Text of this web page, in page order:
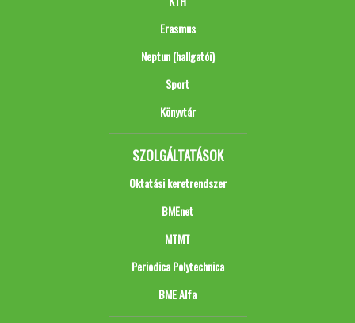
Erasmus
Neptun (hallgatói)
Sport
Könyvtár
SZOLGÁLTATÁSOK
Oktatási keretrendszer
BMEnet
MTMT
Periodica Polytechnica
BME Alfa